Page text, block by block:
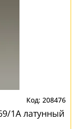
208476
1A латунный